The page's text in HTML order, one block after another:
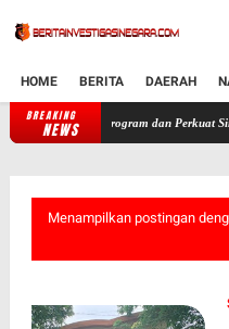
HOME BERITA DAERAH
BREAKING
NEWS Kapolres Kendal
Menampilkan postingan